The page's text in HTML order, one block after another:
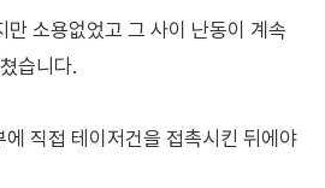
소용없었고 그 사이 난동이 계속
습니다.
직접 테이저건을 접촉시킨 뒤에야